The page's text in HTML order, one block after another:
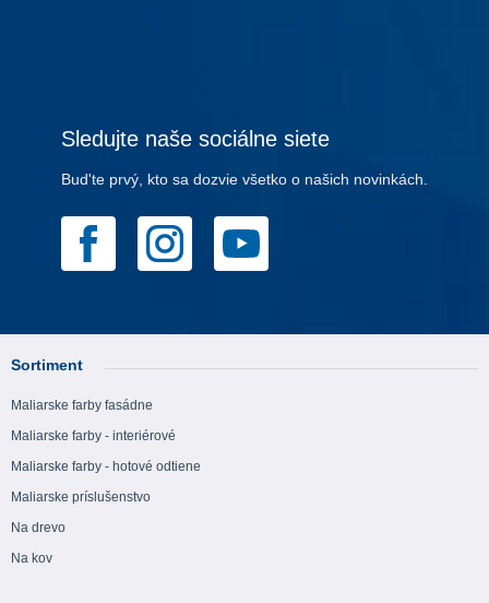
Sledujte naše sociálne siete
Bud'te prvý, kto sa dozvie všetko o našich novinkách.
Sortiment
Maliarske farby fasádne
Maliarske farby - interiérové
Maliarske farby - hotové odtiene
Maliarske príslušenstvo
Na drevo
Na kov